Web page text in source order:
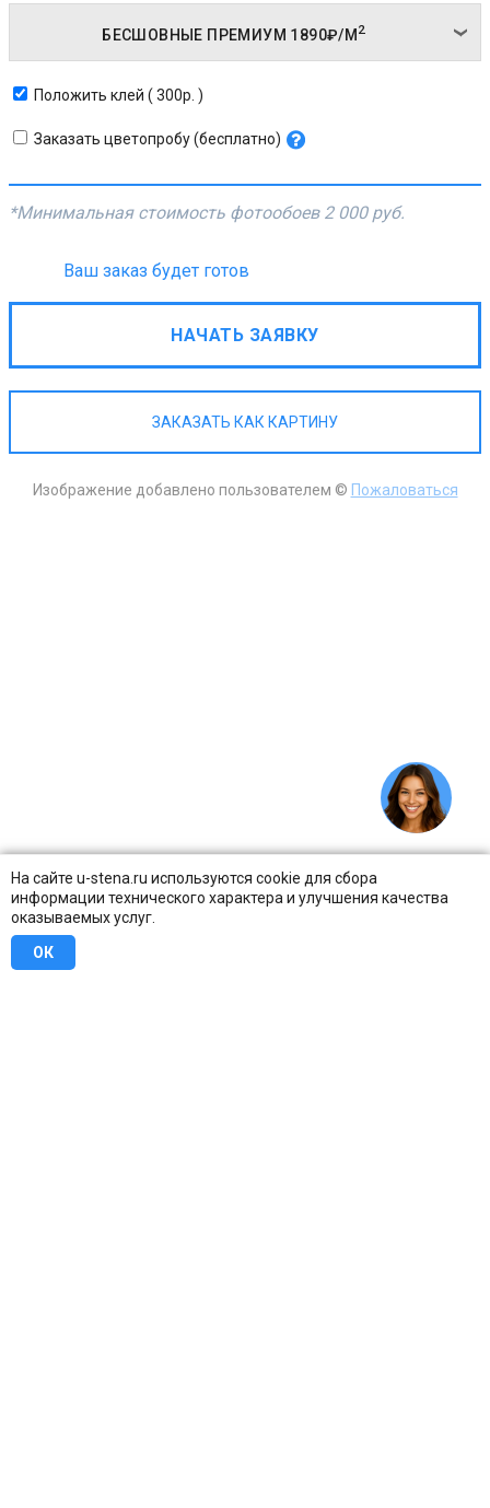
На сайте u-stena.ru используются cookie для сбора
информации технического характера и улучшения качества
оказываемых услуг.
ОК
БЕСШОВНЫЕ ПРЕМИУМ 1890₽/М 2
Положить клей ( 300р. )
Заказать цветопробу (бесплатно)
*Минимальная стоимость фотообоев 2 000 руб.
Ваш заказ будет готов
НАЧАТЬ ЗАЯВКУ
ЗАКАЗАТЬ КАК КАРТИНУ
Изображение добавлено пользователем © Пожаловаться